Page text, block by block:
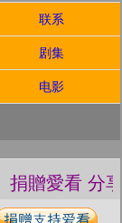
联系
剧集
电影
愛看 分享、